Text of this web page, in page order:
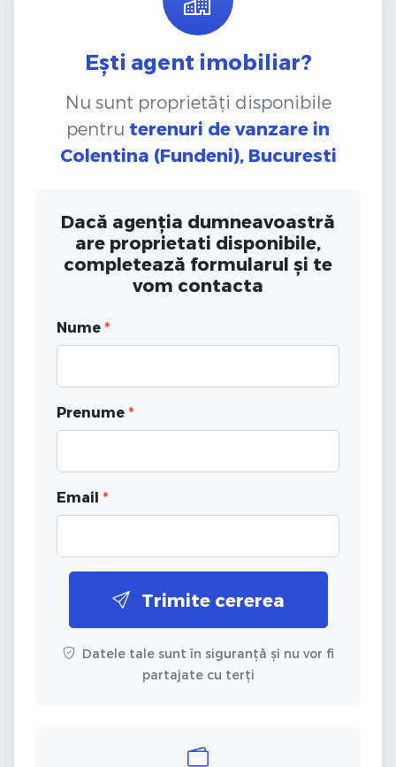
Ești agent imobiliar?
Nu sunt proprietăți disponibile
pentru terenuri de vanzare in
Colentina (Fundeni), Bucuresti
Dacă agenția dumneavoastră
are proprietati disponibile,
completează formularul și te
vom contacta
Nume *
Prenume *
Email *
Trimite cererea
Datele tale sunt în siguranță și nu vor fi
partajate cu terți